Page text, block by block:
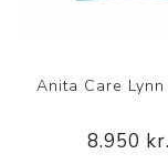
Anita Care
8.950 kr.